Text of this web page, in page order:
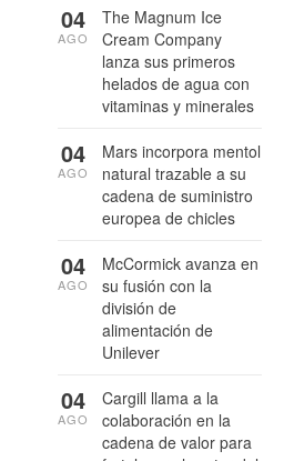
The Magnum Ice
Cream Company
lanza sus primeros
helados de agua con
vitaminas y minerales
04
AGO
Mars incorpora mentol
natural trazable a su
cadena de suministro
europea de chicles
04
AGO
McCormick avanza en
su fusión con la
división de
alimentación de
Unilever
04
AGO
Cargill llama a la
colaboración en la
cadena de valor para
04
AGO